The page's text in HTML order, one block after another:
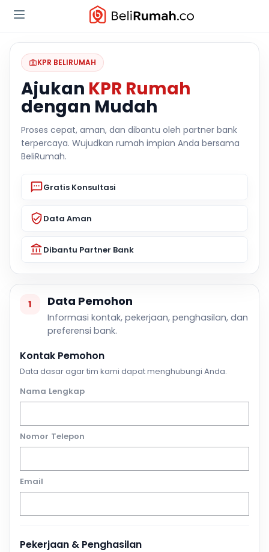
KPR BELIRUMAH
Ajukan KPR Rumah
dengan Mudah
Proses cepat, aman, dan dibantu oleh partner bank
terpercaya. Wujudkan rumah impian Anda bersama
BeliRumah.
Gratis Konsultasi
Data Aman
Dibantu Partner Bank
1 Data Pemohon
Informasi kontak, pekerjaan, penghasilan, dan
preferensi bank.
Kontak Pemohon
Data dasar agar tim kami dapat menghubungi Anda.
Nama Lengkap
Nomor Telepon
Email
Pekerjaan & Penghasilan